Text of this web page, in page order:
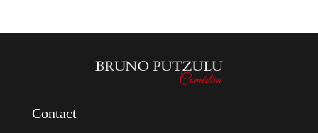
Contact